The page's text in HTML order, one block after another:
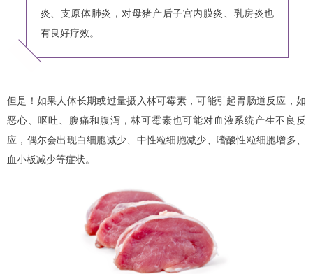
炎、支原体肺炎，对母猪产后子宫内膜炎、乳房炎也
有良好疗效。
但是！如果人体长期或过量摄入林可霉素，可能引起胃肠道反应，如
恶心、呕吐、腹痛和腹泻，林可霉素也可能对血液系统产生不良反
应，偶尔会出现白细胞减少、中性粒细胞减少、嗜酸性粒细胞增多、
血小板减少等症状。